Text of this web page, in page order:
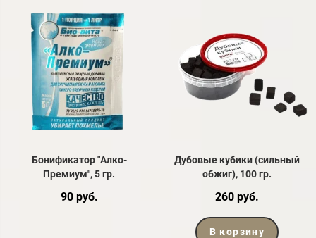
Бонификатор "Алко-
Премиум", 5 гр.
90 руб.
Дубовые кубики (сильный
обжиг), 100 гр.
260 руб.
В корзину